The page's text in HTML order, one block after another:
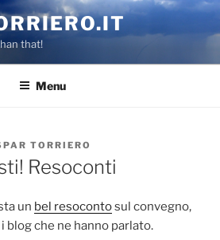
that!
Menu
TORRIERO
Resoconti
un bel resocontosul convegno,
che ne hanno parlato.